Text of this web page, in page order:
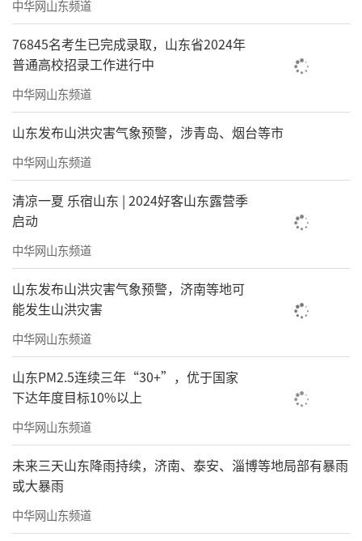
中华网山东频道
76845名考生已完成录取，山东省2024年
普通高校招录工作进行中
中华网山东频道
山东发布山洪灾害气象预警，涉青岛、烟台等市
中华网山东频道
清凉一夏 乐宿山东 | 2024好客山东露营季
启动
中华网山东频道
山东发布山洪灾害气象预警，济南等地可
能发生山洪灾害
中华网山东频道
山东PM2.5连续三年“30+”，优于国家
下达年度目标10%以上
中华网山东频道
未来三天山东降雨持续，济南、泰安、淄博等地局部有暴雨
或大暴雨
中华网山东频道